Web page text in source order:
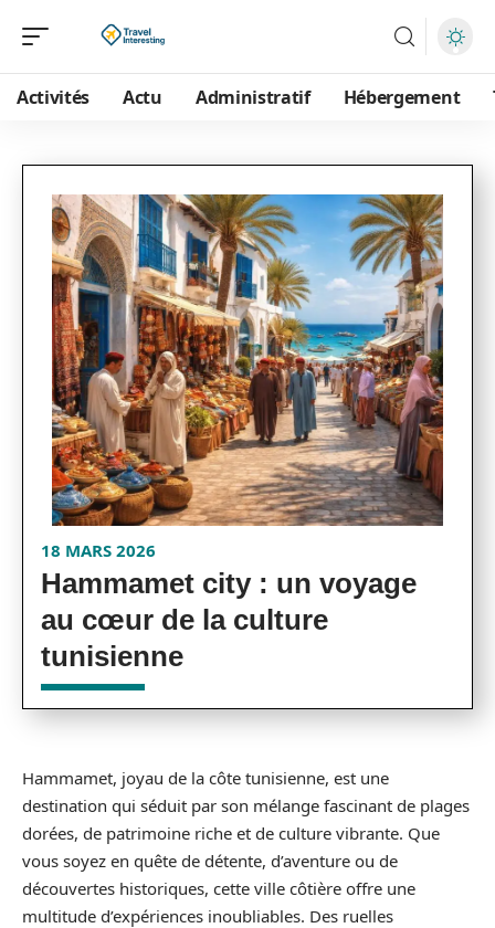
Activités Actu Administratif Hébergement
18 MARS 2026
Hammamet city : un voyage
au cœur de la culture
tunisienne
Hammamet, joyau de la côte tunisienne, est une
destination qui séduit par son mélange fascinant de plages
dorées, de patrimoine riche et de culture vibrante. Que
vous soyez en quête de détente, d’aventure ou de
découvertes historiques, cette ville côtière offre une
multitude d’expériences inoubliables. Des ruelles